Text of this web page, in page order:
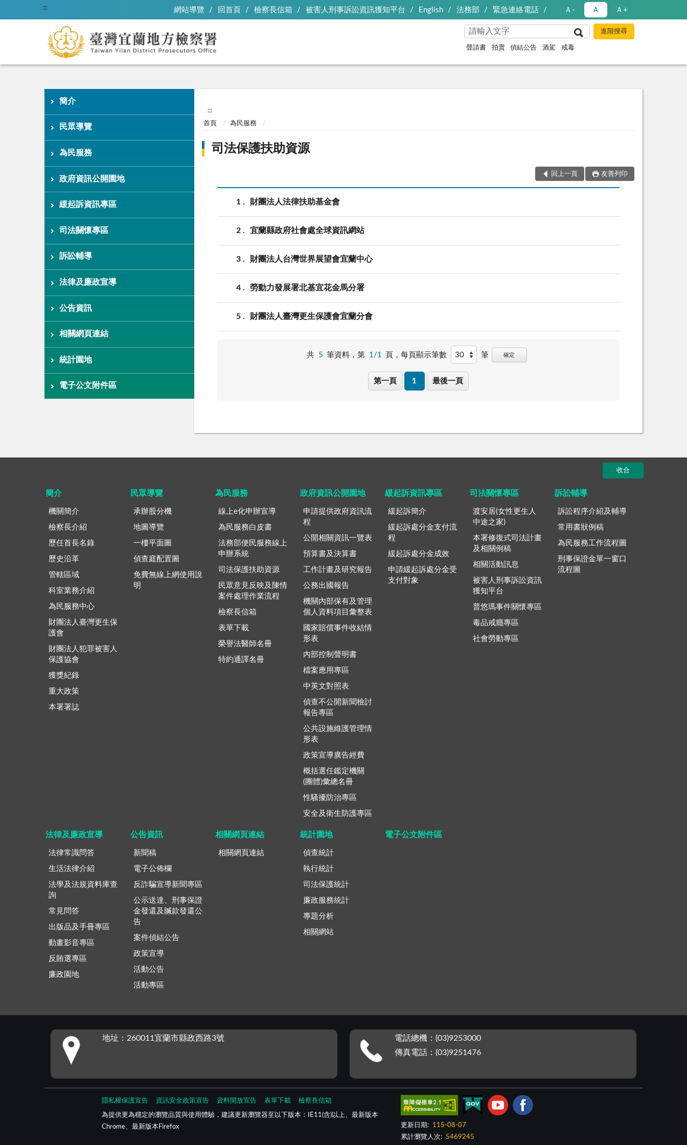
::: 網站導覽 回首頁 檢察長信箱 被害人刑事訴訟資訊獲知平台 English 法務部 緊急連絡電話 Ａ- Ａ Ａ+
聲請書 拍賣 偵結公告 酒駕 戒毒
簡介
民眾導覽
為民服務
政府資訊公開園地
緩起訴資訊專區
司法關懷專區
訴訟輔導
法律及廉政宣導
公告資訊
相關網頁連結
統計園地
電子公文附件區
:::
首頁 為民服務
司法保護扶助資源
回上一頁 友善列印
1 財團法人法律扶助基金會
2 宜蘭縣政府社會處全球資訊網站
3 財團法人台灣世界展望會宜蘭中心
4 勞動力發展署北基宜花金馬分署
5 財團法人臺灣更生保護會宜蘭分會
共 5 筆資料，第 1/1 頁，每頁顯示筆數 筆 確定
第一頁 1 最後一頁
收合
簡介
機關簡介
檢察長介紹
歷任首長名錄
歷史沿革
管轄區域
科室業務介紹
為民服務中心
財團法人臺灣更生保
護會
財團法人犯罪被害人
保護協會
獲獎紀錄
重大政策
本署署誌
民眾導覽
承辦股分機
地圖導覽
一樓平面圖
偵查庭配置圖
免費無線上網使用說
明
為民服務
線上e化申辦宣導
為民服務白皮書
法務部便民服務線上
申辦系統
司法保護扶助資源
民眾意見反映及陳情
案件處理作業流程
檢察長信箱
表單下載
榮譽法醫師名冊
特約通譯名冊
政府資訊公開園地
申請提供政府資訊流
程
公開相關資訊一覽表
預算書及決算書
工作計畫及研究報告
公務出國報告
機關內部保有及管理
個人資料項目彙整表
國家賠償事件收結情
形表
內部控制聲明書
檔案應用專區
中英文對照表
偵查不公開新聞檢討
報告專區
公共設施維護管理情
形表
政策宣導廣告經費
概括選任鑑定機關
(團體)彙總名冊
性騷擾防治專區
安全及衛生防護專區
緩起訴資訊專區
緩起訴簡介
緩起訴處分金支付流
程
緩起訴處分金成效
申請緩起訴處分金受
支付對象
司法關懷專區
渡安居(女性更生人
中途之家)
本署修復式司法計畫
及相關例稿
相關活動訊息
被害人刑事訴訟資訊
獲知平台
普悠瑪事件關懷專區
毒品戒癮專區
社會勞動專區
訴訟輔導
訴訟程序介紹及輔導
常用書狀例稿
為民服務工作流程圖
刑事保證金單一窗口
流程圖
法律及廉政宣導
法律常識問答
生活法律介紹
法學及法規資料庫查
詢
常見問答
出版品及手冊專區
動畫影音專區
反賄選專區
廉政園地
公告資訊
新聞稿
電子公佈欄
反詐騙宣導新聞專區
公示送達、刑事保證
金發還及贓款發還公
告
案件偵結公告
政策宣導
活動公告
活動專區
相關網頁連結
相關網頁連結
統計園地
偵查統計
執行統計
司法保護統計
廉政服務統計
專題分析
相關網站
電子公文附件區
地址：260011宜蘭市縣政西路3號
電話總機：(03)9253000
傳真電話：(03)9251476
隱私權保護宣告 資訊安全政策宣告 資料開放宣告 表單下載 檢察長信箱
為提供更為穩定的瀏覽品質與使用體驗，建議更新瀏覽器至以下版本：IE11(含)以上、最新版本
Chrome、最新版本Firefox
更新日期:
115-08-07
累計瀏覽人次:
5469245